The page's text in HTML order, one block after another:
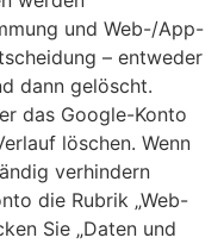
und Web-/App-
– entweder
dann gelöscht.
das Google-Konto
löschen. Wenn
verhindern
die Rubrik „Web-
Sie „Daten und